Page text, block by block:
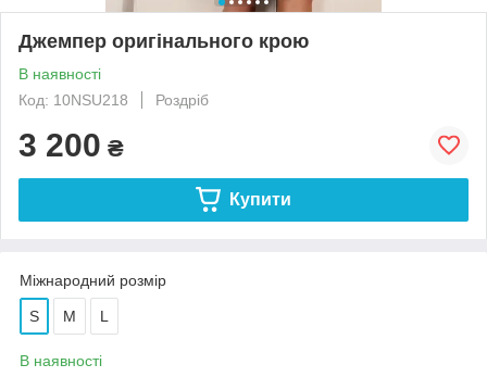
Джемпер оригінального крою
В наявності
Код: 10NSU218
Роздріб
3 200 ₴
Купити
Міжнародний розмір
S M L
В наявності